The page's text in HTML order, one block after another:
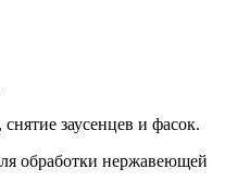
заусенцев и фасок.
обработки нержавеющей